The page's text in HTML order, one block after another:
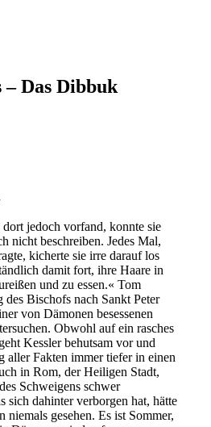
Das Dibbuk
dort jedoch vorfand, konnte sie
nicht beschreiben. Jedes Mal,
kicherte sie irre darauf los
damit fort, ihre Haare in
und zu essen.« Tom
Bischofs nach Sankt Peter
von Dämonen besessenen
Obwohl auf ein rasches
Kessler behutsam vor und
aller Fakten immer tiefer in einen
in Rom, der Heiligen Stadt,
Schweigens schwer
sich dahinter verborgen hat, hätte
niemals gesehen. Es ist Sommer,